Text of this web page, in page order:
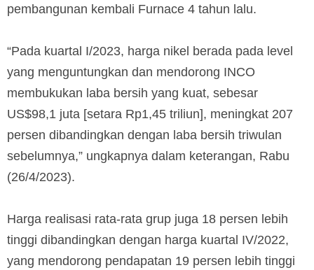
pembangunan kembali Furnace 4 tahun lalu.
“Pada kuartal I/2023, harga nikel berada pada level
yang menguntungkan dan mendorong INCO
membukukan laba bersih yang kuat, sebesar
US$98,1 juta [setara Rp1,45 triliun], meningkat 207
persen dibandingkan dengan laba bersih triwulan
sebelumnya,” ungkapnya dalam keterangan, Rabu
(26/4/2023).
Harga realisasi rata-rata grup juga 18 persen lebih
tinggi dibandingkan dengan harga kuartal IV/2022,
yang mendorong pendapatan 19 persen lebih tinggi